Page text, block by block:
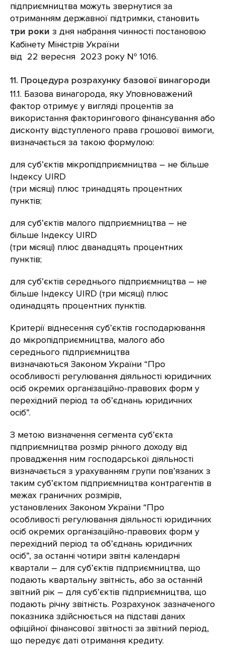
підприємництва можуть звернутися за
отриманням державної підтримки, становить
три роки з дня набрання чинності постановою
Кабінету Міністрів України
від 22 вересня 2023 року № 1016.
11. Процедура розрахунку базової винагороди
11.1. Базова винагорода, яку Уповноважений
фактор отримує у вигляді процентів за
використання факторингового фінансування або
дисконту відступленого права грошової вимоги,
визначається за такою формулою:
для суб’єктів мікропідприємництва – не більше
Індексу UIRD
(три місяці) плюс тринадцять процентних
пунктів;
для суб’єктів малого підприємництва – не
більше Індексу UIRD
(три місяці) плюс дванадцять процентних
пунктів;
для суб’єктів середнього підприємництва – не
більше Індексу UIRD (три місяці) плюс
одинадцять процентних пунктів.
Критерії віднесення суб’єктів господарювання
до мікропідприємництва, малого або
середнього підприємництва
визначаються Законом України “Про
особливості регулювання діяльності юридичних
осіб окремих організаційно-правових форм у
перехідний період та об’єднань юридичних
осіб”.
З метою визначення сегмента суб’єкта
підприємництва розмір річного доходу від
провадження ним господарської діяльності
визначається з урахуванням групи пов’язаних з
таким суб’єктом підприємництва контрагентів в
межах граничних розмірів,
установлених Законом України “Про
особливості регулювання діяльності юридичних
осіб окремих організаційно-правових форм у
перехідний період та об’єднань юридичних
осіб”, за останні чотири звітні календарні
квартали – для суб’єктів підприємництва, що
подають квартальну звітність, або за останній
звітний рік – для суб’єктів підприємництва, що
подають річну звітність. Розрахунок зазначеного
показника здійснюється на підставі даних
офіційної фінансової звітності за звітний період,
що передує даті отримання кредиту.